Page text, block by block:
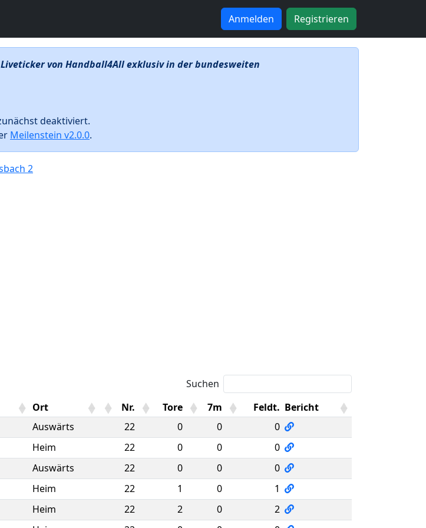
Anmelden Registrieren
von Handball4All exklusiv in der bundesweiten
deaktiviert.
Meilenstein v2.0.0.
2
Suchen
Ort Nr. Tore 7m Feldt. Bericht
Auswärts 22 0 0
0
Heim 22 0 0
0
Auswärts 22 0 0
0
Heim 22 1 0
1
Heim 22 2 0
2